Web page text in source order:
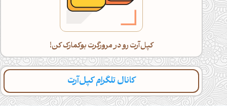
کپل‌آرت رو در مرورگرت بوکمارک کن!
کانال تلگرام کپل‌آرت